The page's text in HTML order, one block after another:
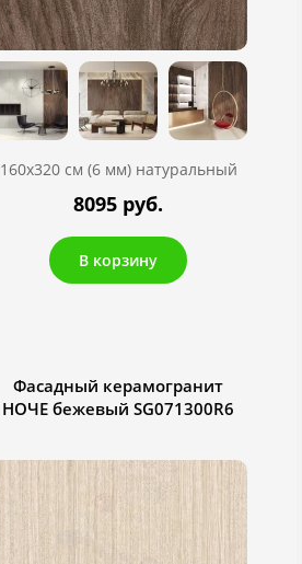
160х320 см (6 мм) натуральный
8095 руб.
В корзину
Фасадный керамогранит
НОЧЕ бежевый SG071300R6